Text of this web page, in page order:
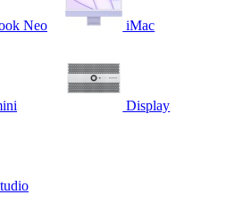
Neo iMac
Display